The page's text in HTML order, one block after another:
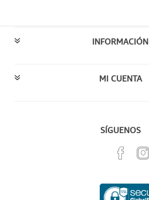
INFORMACIÓN
MI CUENTA
SÍGUENOS